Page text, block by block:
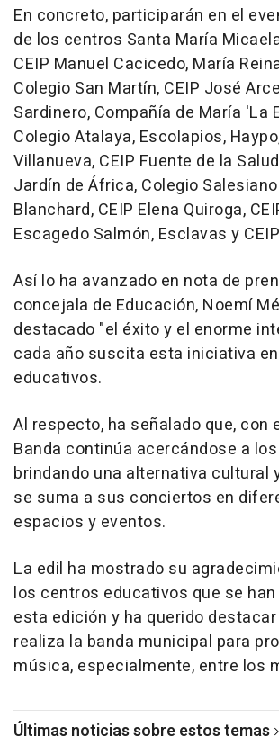
En concreto, participarán en el
de los centros Santa María
CEIP Manuel Cacicedo, María
Colegio San Martín, CEIP José
Sardinero, Compañía de María 'La
Colegio Atalaya, Escolapios,
Villanueva, CEIP Fuente de la
Jardín de África, Colegio
Blanchard, CEIP Elena Quiroga,
Escagedo Salmón, Esclavas y
Así lo ha avanzado en nota de
concejala de Educación, Noemí
destacado "el éxito y el enorme
cada año suscita esta iniciativa
educativos.
Al respecto, ha señalado que, con
Banda continúa acercándose a
brindando una alternativa cultural
se suma a sus conciertos en
espacios y eventos.
La edil ha mostrado su
los centros educativos que se
esta edición y ha querido
realiza la banda municipal para
música, especialmente, entre los
Últimas noticias sobre estos temas